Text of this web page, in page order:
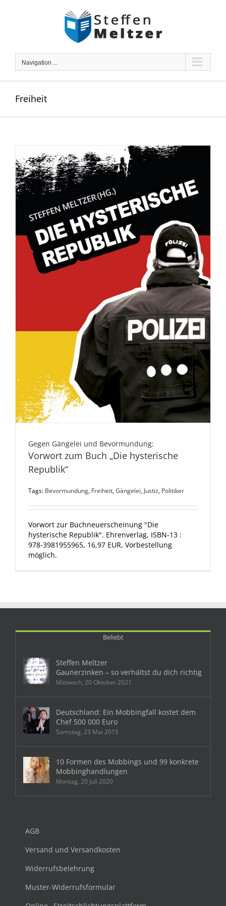
Navigation ...
Freiheit
Gegen Gängelei und Bevormundung:
Vorwort zum Buch „Die hysterische
Republik“
Tags: Bevormundung, Freiheit,Gängelei, Justiz, Politiker
Vorwort zur Buchneuerscheinung "Die
hysterische Republik". Ehrenverlag, ISBN-13 :
978-3981955965, 16,97 EUR, Vorbestellung
möglich.
Beliebt
Steffen Meltzer
Gaunerzinken – so verhältst du dich richtig
Mittwoch, 20 Oktober 2021
Deutschland: Ein Mobbingfall kostet dem
Chef 500 000 Euro
Samstag, 23 Mai 2015
10 Formen des Mobbings und 99 konkrete
Mobbinghandlungen
Montag, 20 Juli 2020
AGB
Versand und Versandkosten
Widerrufsbelehrung
Muster-Widerrufsformular